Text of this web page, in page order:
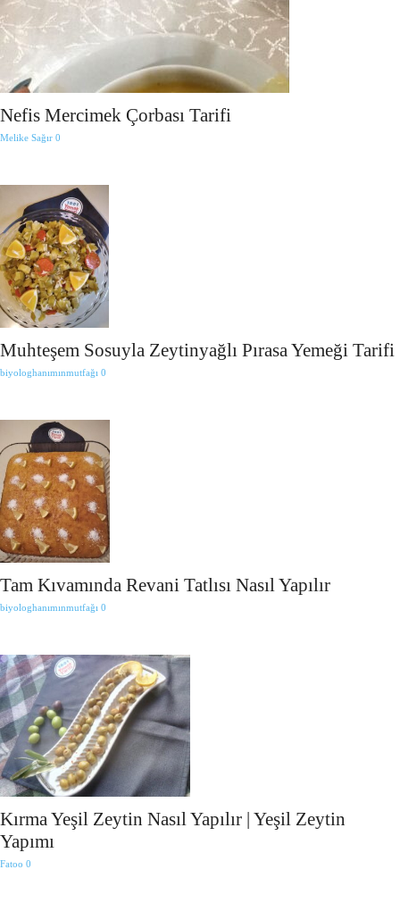
Nefis Mercimek Çorbası Tarifi
Melike Sağır 0
Muhteşem Sosuyla Zeytinyağlı Pırasa Yemeği Tarifi
biyologhanımınmutfağı 0
Tam Kıvamında Revani Tatlısı Nasıl Yapılır
biyologhanımınmutfağı 0
Kırma Yeşil Zeytin Nasıl Yapılır | Yeşil Zeytin
Yapımı
Fatoo 0